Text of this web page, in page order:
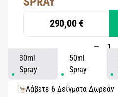
290,00 €
30ml
Spray
50ml
Spray
Λάβετε 6 Δείγματα Δωρεάν